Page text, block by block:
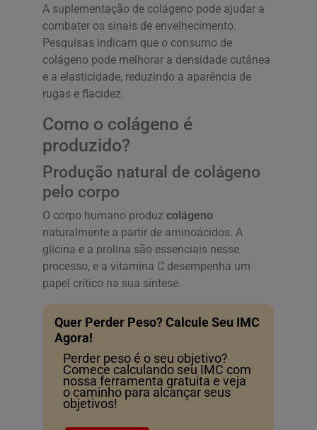
A suplementação de colágeno pode ajudar a
combater os sinais de envelhecimento.
Pesquisas indicam que o consumo de
colágeno pode melhorar a densidade cutânea
e a elasticidade, reduzindo a aparência de
rugas e flacidez.
Como o colágeno é
produzido?
Produção natural de colágeno
pelo corpo
O corpo humano produz colágeno
naturalmente a partir de aminoácidos. A
glicina e a prolina são essenciais nesse
processo, e a vitamina C desempenha um
papel crítico na sua síntese.
Quer Perder Peso? Calcule Seu IMC
Agora!
Perder peso é o seu objetivo?
Comece calculando seu IMC com
nossa ferramenta gratuita e veja
o caminho para alcançar seus
objetivos!